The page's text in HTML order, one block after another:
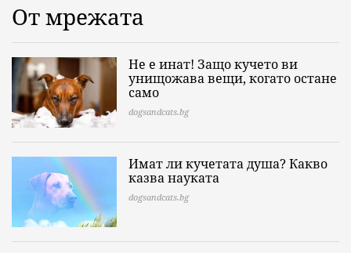
От мрежата
Не е инат! Защо кучето ви
унищожава вещи, когато остане
само
dogsandcats.bg
Имат ли кучетата душа? Какво
казва науката
dogsandcats.bg